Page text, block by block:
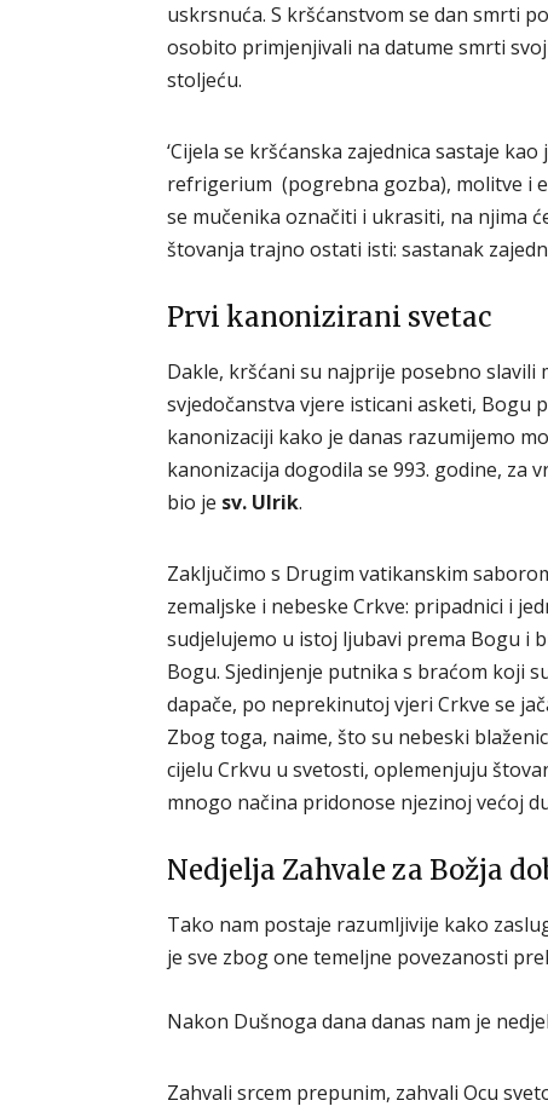
uskrsnuća. S kršćanstvom se dan smrti
osobito primjenjivali na datume smrti
stoljeću.
‘Cijela se kršćanska zajednica sastaje
refrigerium (pogrebna gozba), molitve i
se mučenika označiti i ukrasiti, na njima
štovanja trajno ostati isti: sastanak
Prvi kanonizirani svetac
Dakle, kršćani su najprije posebno slavili
svjedočanstva vjere isticani asketi, Bogu
kanonizaciji kako je danas razumijemo
kanonizacija dogodila se 993. godine, za
bio je sv. Ulrik.
Zaključimo s Drugim vatikanskim
zemaljske i nebeske Crkve: pripadnici i
sudjelujemo u istoj ljubavi prema Bogu i
Bogu. Sjedinjenje putnika s braćom koji
dapače, po neprekinutoj vjeri Crkve se
Zbog toga, naime, što su nebeski
cijelu Crkvu u svetosti, oplemenjuju
mnogo načina pridonose njezinoj većoj
Nedjelja Zahvale za Božja
Tako nam postaje razumljivije kako
je sve zbog one temeljne povezanosti
Nakon Dušnoga dana danas nam je
Zahvali srcem prepunim, zahvali Ocu